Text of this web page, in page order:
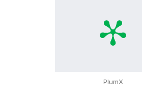
PlumX